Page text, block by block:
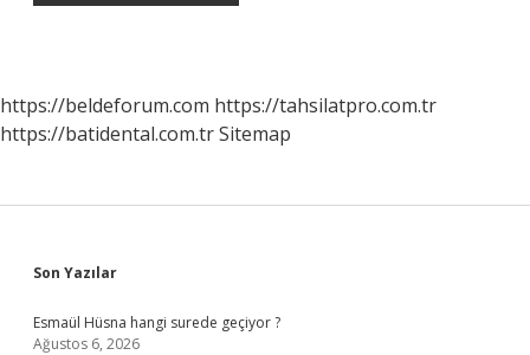
https://beldeforum.com https://tahsilatpro.com.tr
https://batidental.com.trSitemap
Sidebar
Son Yazılar
Esmaül Hüsna hangi surede geçiyor ?
Ağustos 6, 2026